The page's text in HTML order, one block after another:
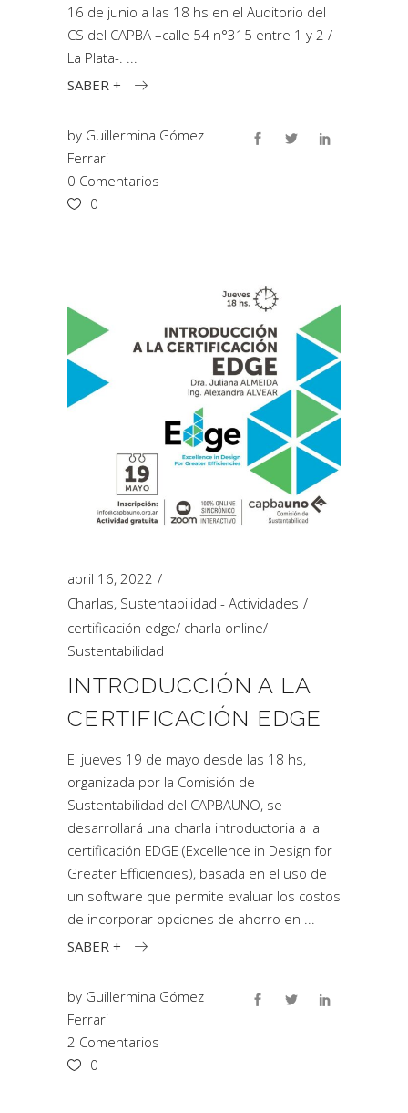
16 de junio a las 18 hs en el Auditorio del
CS del CAPBA –calle 54 n°315 entre 1 y 2 /
La Plata-.
SABER +
by Guillermina Gómez
Ferrari
0 Comentarios
0
abril 16, 2022
Charlas, Sustentabilidad - Actividades
certificación edge/ charla online/
Sustentabilidad
INTRODUCCIÓN A LA
CERTIFICACIÓN EDGE
El jueves 19 de mayo desde las 18 hs,
organizada por la Comisión de
Sustentabilidad del CAPBAUNO, se
desarrollará una charla introductoria a la
certificación EDGE (Excellence in Design for
Greater Efficiencies), basada en el uso de
un software que permite evaluar los costos
de incorporar opciones de ahorro en
SABER +
by Guillermina Gómez
Ferrari
2 Comentarios
0